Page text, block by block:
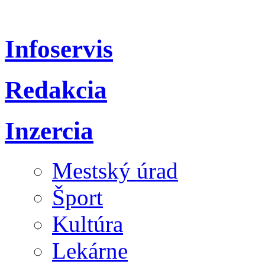
Infoservis
Redakcia
Inzercia
Mestský úrad
Šport
Kultúra
Lekárne